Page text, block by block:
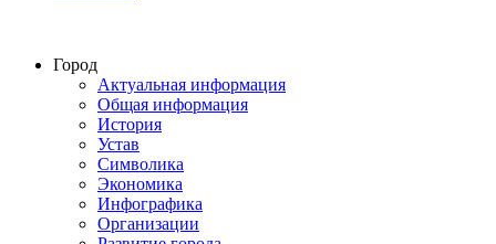
Город
Актуальная информация
Общая информация
История
Устав
Символика
Экономика
Инфографика
Организации